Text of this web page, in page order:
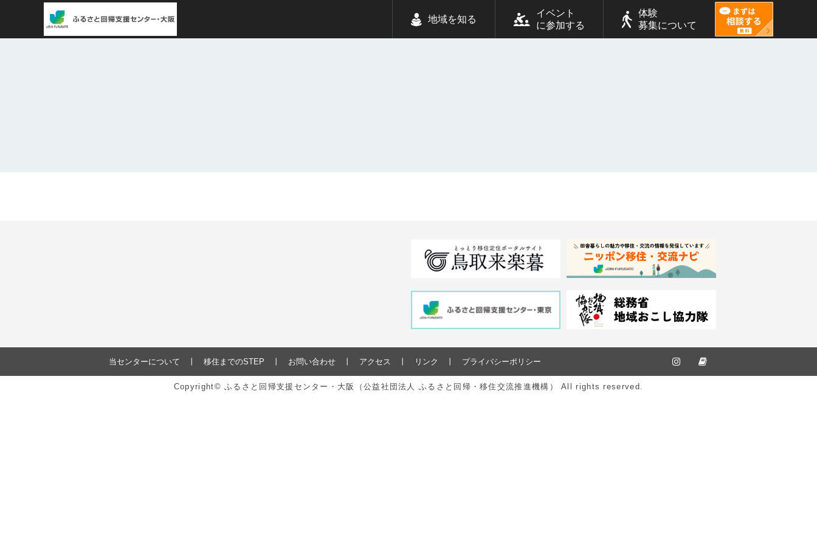
地域を知る
イベント
に参加する
体験
募集について
当センターについて 移住までのSTEP お問い合わせ アクセス リンク プライバシーポリシー
Copyright© ふるさと回帰支援センター・大阪（公益社団法人 ふるさと回帰・移住交流推進機構） All rights reserved.